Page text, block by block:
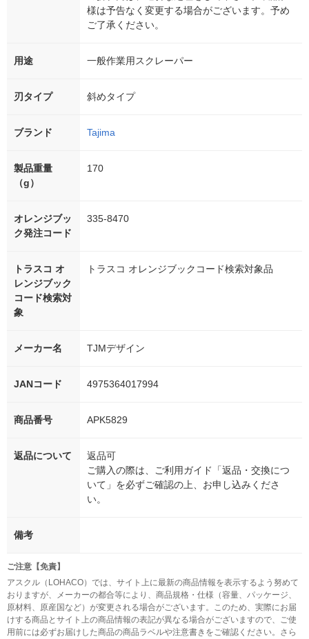
様は予告なく変更する場合がございます。予め
ご了承ください。
用途 一般作業用スクレーパー
刃タイプ 斜めタイプ
ブランド Tajima
製品重量
（g）
170
オレンジブッ
ク発注コード
335-8470
トラスコ オ
レンジブック
コード検索対
象
トラスコ オレンジブックコード検索対象品
メーカー名 TJMデザイン
JANコード 4975364017994
商品番号 APK5829
返品について
返品可
ご購入の際は、ご利用ガイド「返品・交換につ
いて」を必ずご確認の上、お申し込みくださ
い。
備考
ご注意【免責】
アスクル（LOHACO）では、サイト上に最新の商品情報を表示するよう努めて
おりますが、メーカーの都合等により、商品規格・仕様（容量、パッケージ、
原材料、原産国など）が変更される場合がございます。このため、実際にお届
けする商品とサイト上の商品情報の表記が異なる場合がございますので、ご使
用前には必ずお届けした商品の商品ラベルや注意書きをご確認ください。さら